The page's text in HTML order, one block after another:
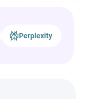
Perplexity